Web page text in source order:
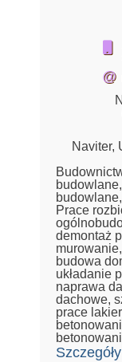
@
Naviter,
Prace
demontaż
budowa
układanie
naprawa
dachowe,
prace
Szczegóły